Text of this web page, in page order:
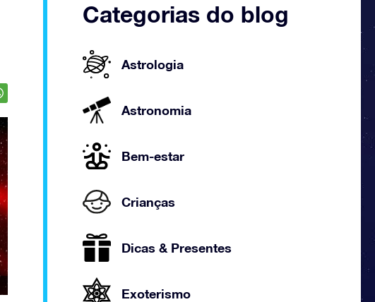
Categorias do blog
Astrologia
Astronomia
Bem-estar
Crianças
Dicas & Presentes
Exoterismo